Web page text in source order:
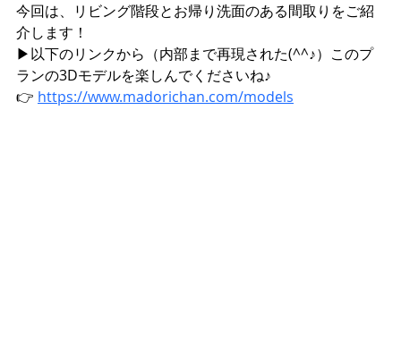
今回は、リビング階段とお帰り洗面のある間取りをご紹
介します！
▶︎以下のリンクから（内部まで再現された(^^♪）このプ
ランの3Dモデルを楽しんでくださいね♪
👉 https://www.madorichan.com/models